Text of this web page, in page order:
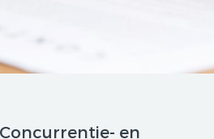
Concurrentie- en